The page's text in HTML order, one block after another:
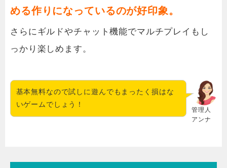
める作りになっているのが好印象。
さらにギルドやチャット機能でマルチプレイもし
っかり楽しめます。
管理人
アンナ
基本無料なので試しに遊んでもまったく損はな
いゲームでしょう！